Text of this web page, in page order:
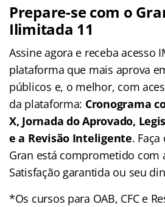
Prepare-se com o
Ilimitada 11
Assine agora e receba acesso
plataforma que mais aprova
públicos e, o melhor, com
da plataforma: Cronograma
X, Jornada do Aprovado,
e a Revisão Inteligente.
Gran está comprometido com
Satisfação garantida ou seu
*Os cursos para OAB, CFC e